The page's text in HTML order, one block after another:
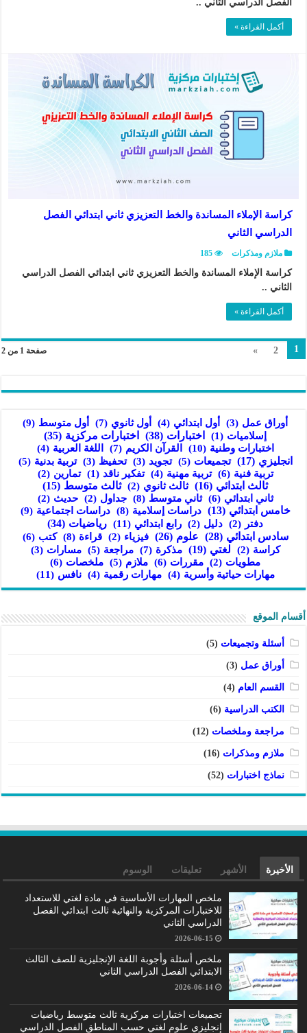
الفصل الدراسي الثاني ..
أكمل القراءة »
كراسة الإملاء المساندة والخط التعزيزي ثاني ابتدائي الفصل
الدراسي الثاني
ملازم ومذكرات 185
كراسة الإملاء المساندة والخط التعزيزي ثاني ابتدائي الفصل الدراسي
الثاني ..
أكمل القراءة »
صفحة 1 من 2 1
2
»
أوراق عمل (3) أول ابتدائي (4) أول ثانوي (7) أول متوسط (9)
إسلاميات (1) اختبارات (38) اختبارات مركزية (35)
اختبارات وطنية (10) القرآن الكريم (7) اللغة العربية (4)
انجليزي (17) تجميعات (5) تجويد (3) تحفيظ (3) تربية بدنية (5)
تربية فنية (6) تربية مهنية (4) تفكير ناقد (1) تمارين (2)
ثالث ابتدائي (16) ثالث ثانوي (2) ثالث متوسط (15)
ثاني ابتدائي (6) ثاني متوسط (8) جداول (2) حديث (2)
خامس ابتدائي (13) دراسات إسلامية (8) دراسات اجتماعية (9)
دفتر (2) دليل (2) رابع ابتدائي (11) رياضيات (34)
سادس ابتدائي (28) علوم (26) فيزياء (2) قراءة (8) كتب (6)
كراسة (2) لغتي (19) مذكرة (7) مراجعة (5) مسارات (3)
مطويات (2) مقررات (6) ملازم (5) ملخصات (6)
مهارات حياتية وأسرية (4) مهارات رقمية (4) نافس (11)
أقسام الموقع
أسئلة وتجميعات (5)
أوراق عمل (3)
القسم العام (4)
الكتب الدراسية (6)
مراجعة وملخصات (12)
ملازم ومذكرات (16)
نماذج اختبارات (52)
الأخيرة الأشهر تعليقات الوسوم
ملخص المهارات الأساسية في مادة لغتي للاستعداد
للاختبارات المركزية والنهائية ثالث ابتدائي الفصل
الدراسي الثاني
2026-06-15
ملخص أسئلة وأجوبة اللغة الإنجليزية للصف الثالث
الابتدائي الفصل الدراسي الثاني
2026-06-14
تجميعات اختبارات مركزية ثالث متوسط رياضيات
إنجليزي علوم لغتي حسب المناطق الفصل الدراسي